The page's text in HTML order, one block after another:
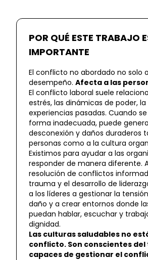
POR QUÉ ESTE TRABAJO
IMPORTANTE
El conflicto no abordado no solo
desempeño. Afecta a las
El conflicto laboral suele
estrés, las dinámicas de poder,
experiencias pasadas. Cuando
forma inadecuada, puede
desconexión y daños duraderos
personas como a la cultura
Existimos para ayudar a las
responder de manera diferente.
resolución de conflictos
trauma y el desarrollo de
a los líderes a gestionar la
daño y a crear entornos donde
puedan hablar, escuchar y
dignidad.
Las culturas saludables no
conflicto. Son conscientes
capaces de gestionar el